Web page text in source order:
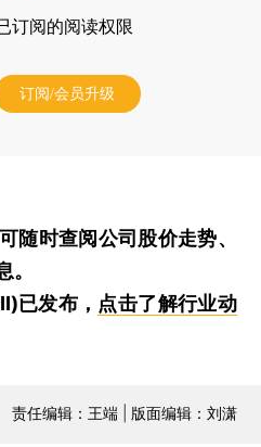
订阅的阅读权限
订阅/会员升级
可随时查阅公司股价走势、
。
已发布， 点击了解行业动
责任编辑：王端 | 版面编辑：刘潇